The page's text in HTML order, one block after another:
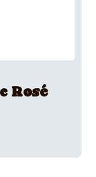
Rosé